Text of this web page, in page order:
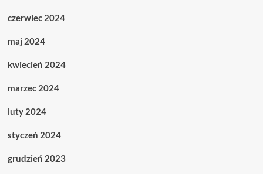
czerwiec 2024
maj 2024
kwiecień 2024
marzec 2024
luty 2024
styczeń 2024
grudzień 2023